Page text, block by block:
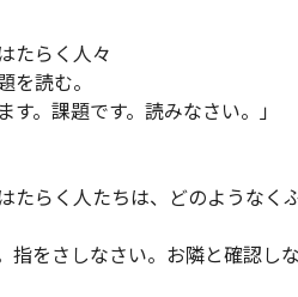
たらく人々
読む。
。課題です。読みなさい。」
らく人たちは、どのようなくふ
をさしなさい。お隣と確認しな